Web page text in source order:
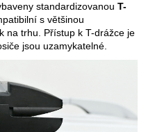
standardizovanou T-
s většinou
na trhu. Přístup k T-drážce je
jsou uzamykatelné.